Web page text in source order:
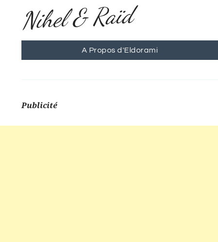
Nihel & Raïd
A Propos d'Eldorami
Publicité